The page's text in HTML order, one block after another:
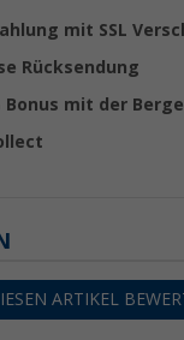
mit SSL
Rücksendung
Bonus mit der
ARTIKEL